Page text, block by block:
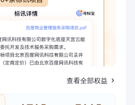
查看全部权益